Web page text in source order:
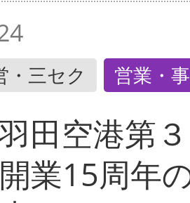
・三セク 営業・
田空港第
業15周年